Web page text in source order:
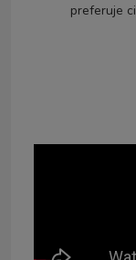
preferuje